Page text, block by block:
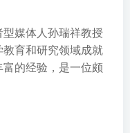
媒体人孙瑞祥教授
育和研究领域成就
的经验，是一位颇